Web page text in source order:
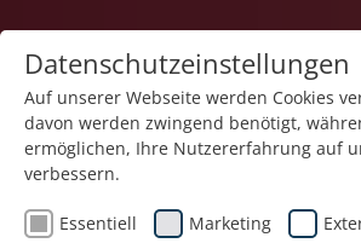
Datenschutzeinstellungen
Auf unserer Webseite werden Cookies
davon werden zwingend benötigt,
ermöglichen, Ihre Nutzererfahrung auf
verbessern.
Essentiell Marketing